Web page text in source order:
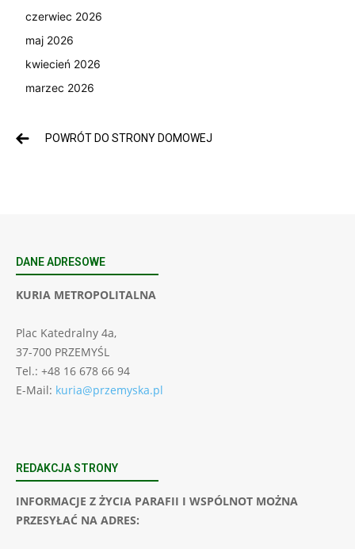
czerwiec 2026
maj 2026
kwiecień 2026
marzec 2026
POWRÓT DO STRONY DOMOWEJ
DANE ADRESOWE
KURIA METROPOLITALNA
Plac Katedralny 4a,
37-700 PRZEMYŚL
Tel.: +48 16 678 66 94
E-Mail: kuria@przemyska.pl
REDAKCJA STRONY
INFORMACJE Z ŻYCIA PARAFII I WSPÓLNOT MOŻNA
PRZESYŁAĆ NA ADRES: